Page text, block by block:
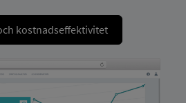
kostnadseffektivitet